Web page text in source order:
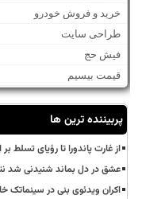
خرید و فروش خودرو
طراحی سایت
فیش حج
قیمت بیسیم
پربیننده ترین ها
از غارت پاندورا تا رؤیای تسلط
عشق در دل بماند شنیدنی شد
اکران ویدئوی بنی در سینماتک